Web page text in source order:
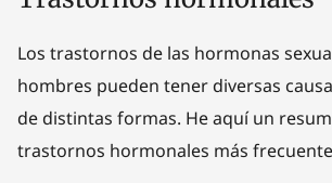
Los trastornos de las hormonas
hombres pueden tener diversas
de distintas formas. He aquí un
trastornos hormonales más